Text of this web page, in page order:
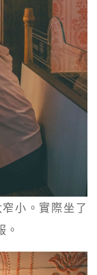
小。實際坐了
。